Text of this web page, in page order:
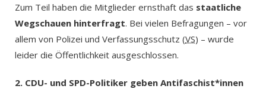
Zum Teil haben die Mitglieder ernsthaft das staatliche
Wegschauen hinterfragt. Bei vielen Befragungen – vor
allem von Polizei und Verfassungsschutz (VS) – wurde
leider die Öffentlichkeit ausgeschlossen.
2. CDU- und SPD-Politiker geben Antifaschist*innen